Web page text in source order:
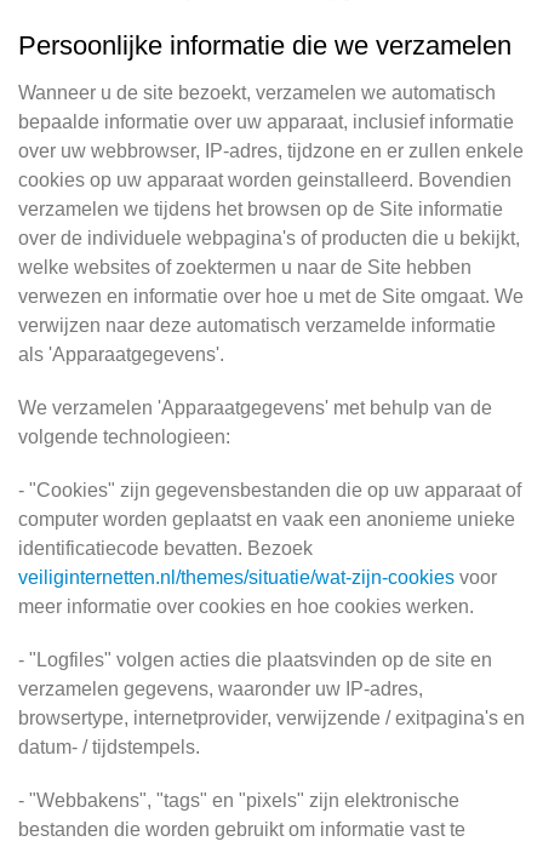
Persoonlijke informatie die we verzamelen
Wanneer u de site bezoekt, verzamelen we automatisch
bepaalde informatie over uw apparaat, inclusief informatie
over uw webbrowser, IP-adres, tijdzone en er zullen enkele
cookies op uw apparaat worden geinstalleerd. Bovendien
verzamelen we tijdens het browsen op de Site informatie
over de individuele webpagina's of producten die u bekijkt,
welke websites of zoektermen u naar de Site hebben
verwezen en informatie over hoe u met de Site omgaat. We
verwijzen naar deze automatisch verzamelde informatie
als 'Apparaatgegevens'.
We verzamelen 'Apparaatgegevens' met behulp van de
volgende technologieen:
- "Cookies" zijn gegevensbestanden die op uw apparaat of
computer worden geplaatst en vaak een anonieme unieke
identificatiecode bevatten. Bezoek
veiliginternetten.nl/themes/situatie/wat-zijn-cookies voor
meer informatie over cookies en hoe cookies werken.
- "Logfiles" volgen acties die plaatsvinden op de site en
verzamelen gegevens, waaronder uw IP-adres,
browsertype, internetprovider, verwijzende / exitpagina's en
datum- / tijdstempels.
- "Webbakens", "tags" en "pixels" zijn elektronische
bestanden die worden gebruikt om informatie vast te